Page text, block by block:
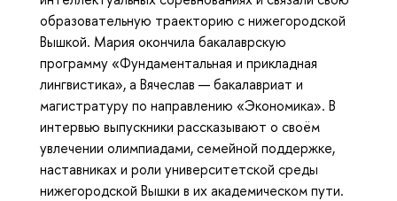
образовательную траекторию с нижегородской
Вышкой. Мария окончила бакалаврскую
программу «Фундаментальная и прикладная
лингвистика», а Вячеслав — бакалавриат и
магистратуру по направлению «Экономика». В
интервью выпускники рассказывают о своём
увлечении олимпиадами, семейной поддержке,
наставниках и роли университетской среды
нижегородской Вышки в их академическом пути.